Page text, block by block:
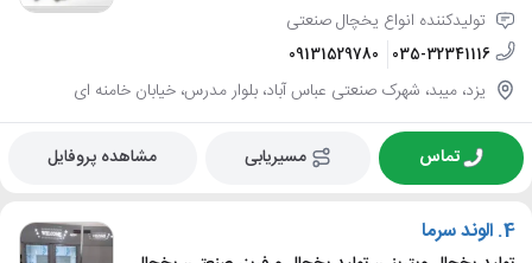
تولیدکننده انواع یخچال صنعتی
035-32341116
09131529780
یزد، میبد، شهرک صنعتی عباس آباد، بلوار مدرس، خیابان خامنه ای
تماس مسیریابی مشاهده پروفایل
4. الوند سرما